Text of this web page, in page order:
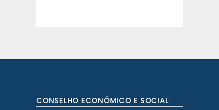
CONSELHO ECONÓMICO E SOCIAL